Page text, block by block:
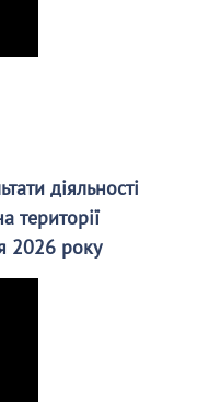
діяльності
території
2026 року